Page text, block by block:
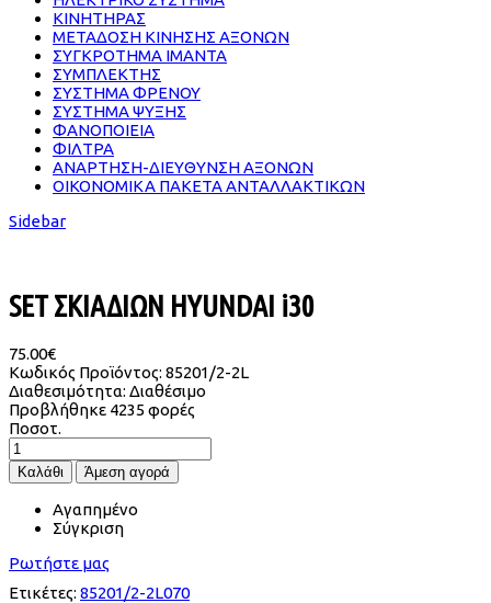
ΚΙΝΗΤΗΡΑΣ
ΜΕΤΑΔΟΣΗ ΚΙΝΗΣΗΣ ΑΞΟΝΩΝ
ΣΥΓΚΡΟΤΗΜΑ ΙΜΑΝΤΑ
ΣΥΜΠΛΕΚΤΗΣ
ΣΥΣΤΗΜΑ ΦΡΕΝΟΥ
ΣΥΣΤΗΜΑ ΨΥΞΗΣ
ΦΑΝΟΠΟΙΕΙΑ
ΦΙΛΤΡΑ
ΑΝΑΡΤΗΣΗ-ΔΙΕΥΘΥΝΣΗ ΑΞΟΝΩΝ
ΟΙΚΟΝΟΜΙΚΑ ΠΑΚΕΤΑ ΑΝΤΑΛΛΑΚΤΙΚΩΝ
Sidebar
SET ΣΚΙΑΔΙΩΝ HYUNDAI i30
75.00€
Κωδικός Προϊόντος: 85201/2-2L
Διαθεσιμότητα: Διαθέσιμο
Προβλήθηκε 4235 φορές
Ποσοτ.
Αγαπημένο
Σύγκριση
Ρωτήστε μας
Ετικέτες: 85201/2-2L070